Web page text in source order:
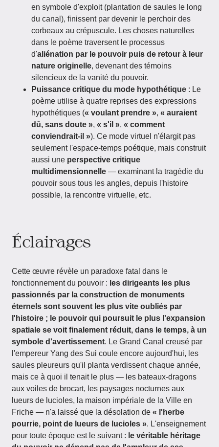
en symbole d'exploit (plantation de saules le long
du canal), finissent par devenir le perchoir des
corbeaux au crépuscule. Les choses naturelles
dans le poème traversent le processus
d'aliénation par le pouvoir puis de retour à leur
nature originelle, devenant des témoins
silencieux de la vanité du pouvoir.
Puissance critique du mode hypothétique : Le
poème utilise à quatre reprises des expressions
hypothétiques (« voulant prendre », « auraient
dû, sans doute », « s'il », « comment
conviendrait-il »). Ce mode virtuel n'élargit pas
seulement l'espace-temps poétique, mais construit
aussi une perspective critique
multidimensionnelle — examinant la tragédie du
pouvoir sous tous les angles, depuis l'histoire
possible, la rencontre virtuelle, etc.
Éclairages
Cette œuvre révèle un paradoxe fatal dans le
fonctionnement du pouvoir : les dirigeants les plus
passionnés par la construction de monuments
éternels sont souvent les plus vite oubliés par
l'histoire ; le pouvoir qui poursuit le plus l'expansion
spatiale se voit finalement réduit, dans le temps, à un
symbole d'avertissement. Le Grand Canal creusé par
l'empereur Yang des Sui coule encore aujourd'hui, les
saules pleureurs qu'il planta verdissent chaque année,
mais ce à quoi il tenait le plus — les bateaux-dragons
aux voiles de brocart, les paysages nocturnes aux
lueurs de lucioles, la maison impériale de la Ville en
Friche — n'a laissé que la désolation de « l'herbe
pourrie, point de lueurs de lucioles ». L'enseignement
pour toute époque est le suivant : le véritable héritage